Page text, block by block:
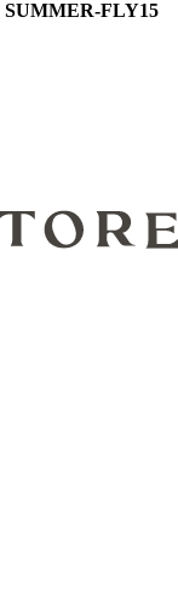
SUMMER-FLY15